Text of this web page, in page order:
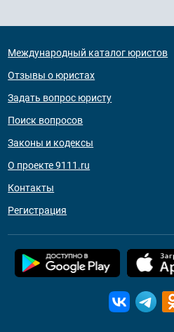
Международный каталог юристов
Отзывы о юристах
Задать вопрос юристу
Поиск вопросов
Законы и кодексы
О проекте 9111.ru
Контакты
Регистрация